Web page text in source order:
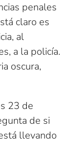
penales
claro es
al
a la policía.
oscura,
23 de
de si
llevando